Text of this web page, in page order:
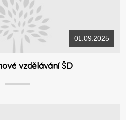
01.09.2025
vzdělávání ŠD